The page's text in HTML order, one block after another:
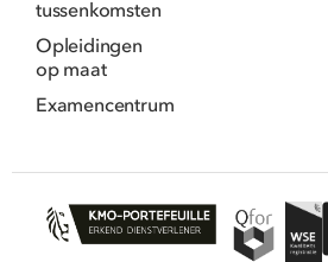
tussenkomsten
Opleidingen
op maat
Examencentrum